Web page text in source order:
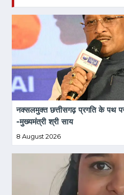
नक्सलमुक्त छत्तीसगढ़ प्रगति के पथ
-मुख्यमंत्री श्री साय
8 August 2026